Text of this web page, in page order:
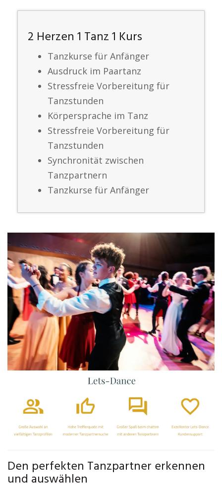
2 Herzen 1 Tanz 1 Kurs
Tanzkurse für Anfänger
Ausdruck im Paartanz
Stressfreie Vorbereitung für
Tanzstunden
Körpersprache im Tanz
Stressfreie Vorbereitung für
Tanzstunden
Synchronität zwischen
Tanzpartnern
Tanzkurse für Anfänger
Den perfekten Tanzpartner erkennen
und auswählen